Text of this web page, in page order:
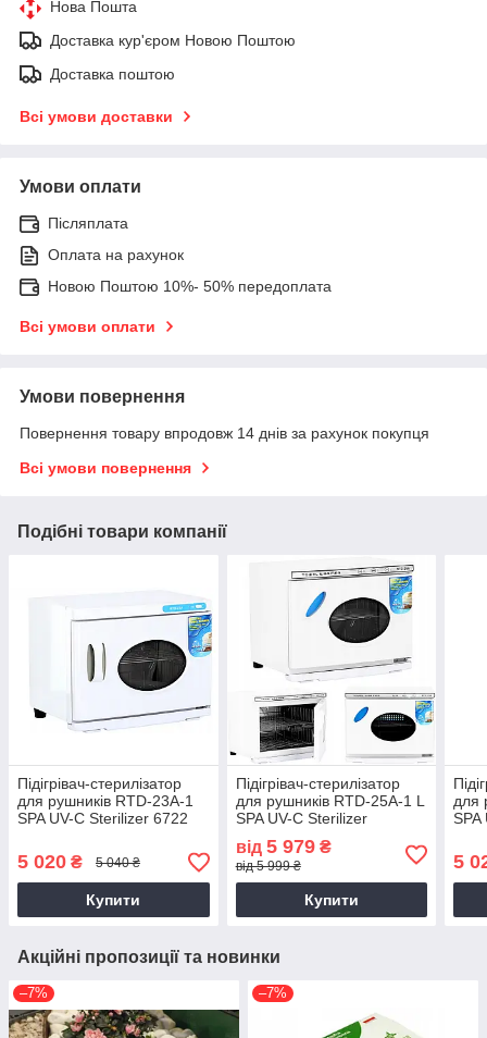
Нова Пошта
Доставка кур'єром Новою Поштою
Доставка поштою
Всі умови доставки
Умови оплати
Післяплата
Оплата на рахунок
Новою Поштою 10%- 50% передоплата
Всі умови оплати
Умови повернення
Повернення товару впродовж 14 днів за рахунок покупця
Всі умови повернення
Подібні товари компанії
Підігрівач-стерилізатор
для рушників RTD-23A-1
SPA UV-C Sterilizer 6722
5 020 ₴ 5 040 ₴
Купити
Підігрівач-стерилізатор
для рушників RTD-25A-1 L
SPA UV-C Sterilizer
від 5 979₴
від 5 999 ₴
Купити
для
SPA
5
Акційні пропозиції та новинки
–7% –7%